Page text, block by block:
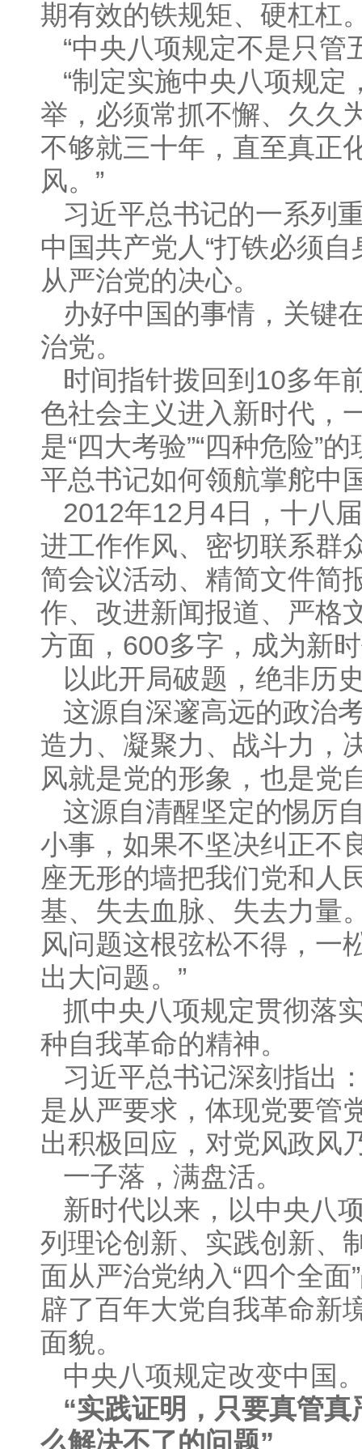
期有效的铁规矩、硬杠杠
“中央八项规定不是只管
“制定实施中央八项规
举，必须常抓不懈、久久
不够就三十年，直至真正
风。”
习近平总书记的一系列
中国共产党人“打铁必须
从严治党的决心。
办好中国的事情，关键
治党。
时间指针拨回到10多年
色社会主义进入新时代，
是“四大考验”“四种危险”
平总书记如何领航掌舵中
2012年12月4日，十八
进工作作风、密切联系群
简会议活动、精简文件简
作、改进新闻报道、严
方面，600多字，成为新
以此开局破题，绝非历
这源自深邃高远的政治
造力、凝聚力、战斗力，
风就是党的形象，也是党
这源自清醒坚定的惕厉
小事，如果不坚决纠正不
座无形的墙把我们党和人
基、失去血脉、失去力量
风问题这根弦松不得，一
出大问题。”
抓中央八项规定贯彻落
种自我革命的精神。
习近平总书记深刻指出
是从严要求，体现党要管
出积极回应，对党风政风
一子落，满盘活。
新时代以来，以中央八
列理论创新、实践创新、
面从严治党纳入“四个全
辟了百年大党自我革命新
面貌。
中央八项规定改变中国
“实践证明，只要真管
么解决不了的问题”